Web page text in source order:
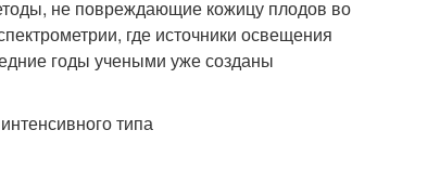
не повреждающие кожицу плодов во
где источники освещения
годы учеными уже созданы